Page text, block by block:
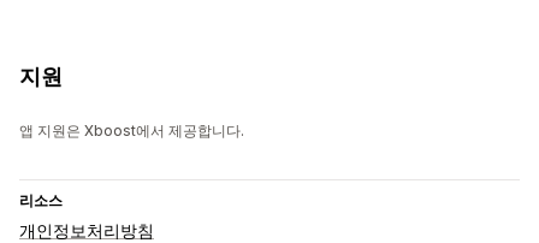
지원
앱 지원은 Xboost에서 제공합니다.
리소스
개인정보처리방침